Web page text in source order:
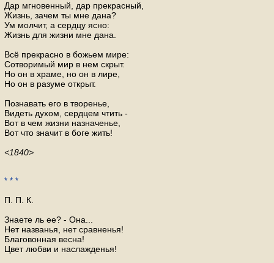
Дар мгновенный, дар прекрасный,
Жизнь, зачем ты мне дана?
Ум молчит, а сердцу ясно:
Жизнь для жизни мне дана.
Всё прекрасно в божьем мире:
Сотворимый мир в нем скрыт.
Но он в храме, но он в лире,
Но он в разуме открыт.
Познавать его в творенье,
Видеть духом, сердцем чтить -
Вот в чем жизни назначенье,
Вот что значит в боге жить!
<1840>
* * *
П. П. К.
Знаете ль ее? - Она...
Нет названья, нет сравненья!
Благовонная весна!
Цвет любви и наслажденья!